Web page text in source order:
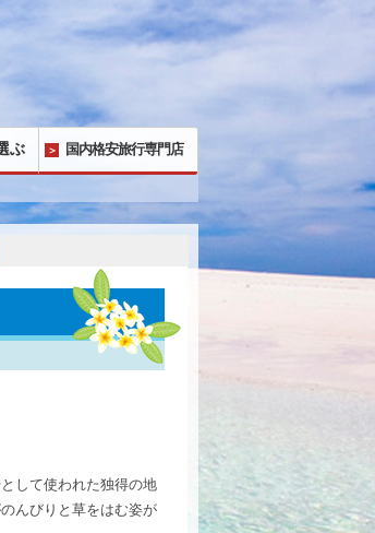
ぶ 国内格安旅行専門店
して使われた独得の地
んびりと草をはむ姿が